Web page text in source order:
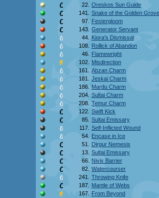
22. Oreskos Sun Guide
141.
Snake of the Golden Grove
97.
Festergloom
143. Generator Servant
44.
Kiora's Dismissal
108.
Rollick of Abandon
46.
Flamewright
102.
Misdirection
161.
Abzan Charm
181.
Jeskai Charm
186.
Mardu Charm
204. Sultai Charm
208. Temur Charm
122. Swift Kick
85. Sultai Emissary
117. Self-Inflicted Wound
54.
Encase in Ice
51.
Dirgur Nemesis
13. Sultai Emissary
66.
Nivix Barrier
82. Watercourser
241.
Throwing Knife
187.
Mantle of Webs
167.
From Beyond